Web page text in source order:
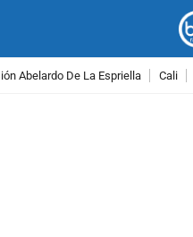
Abelardo De La Espriella Cali